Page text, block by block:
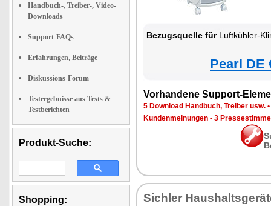
Handbuch-, Treiber-, Video-
Downloads
Support-FAQs
Erfahrungen, Beiträge
Diskussions-Forum
Testergebnisse aus Tests &
Testberichten
Produkt-Suche:
Shopping:
Bezugsquelle fürLuftkühler-
Pearl DE
Vorhandene Support-
5 Download Handbuch, Treiber usw. •
Kundenmeinungen • 3
Sichler